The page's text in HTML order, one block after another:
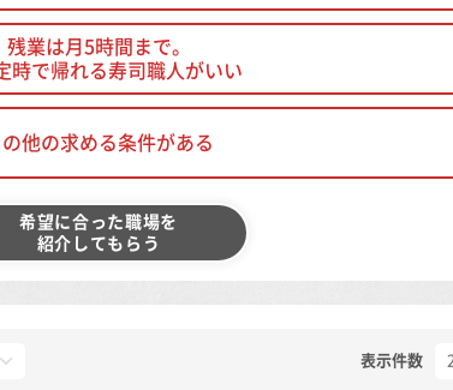
残業は月5時間まで。
時で帰れる寿司職人がいい
の他の求める条件がある
希望に合った職場を
紹介してもらう
表示件数